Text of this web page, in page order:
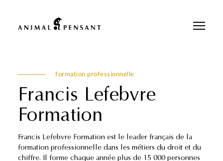
formation professionnelle
Francis Lefebvre
Formation
Francis Lefebvre Formation est le leader français de la
formation professionnelle dans les métiers du droit et du
chiffre. Il forme chaque année plus de 15 000 personnes